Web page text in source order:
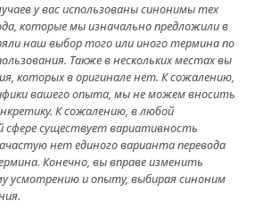
у вас использованы синонимы тех
которые мы изначально предложили в
наш выбор того или иного термина по
Также в нескольких местах вы
которых в оригинале нет. К сожалению,
вашего опыта, мы не можем вносить
К сожалению, в любой
сфере существует вариативность
нет единого варианта перевода
Конечно, вы вправе изменить
усмотрению и опыту, выбирая синоним